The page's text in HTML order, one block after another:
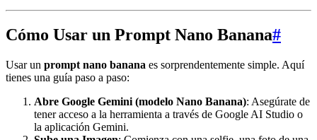
Cómo Usar un Prompt Nano Banana#
Usar un prompt nano banana es sorprendentemente simple. Aquí
tienes una guía paso a paso:
Abre Google Gemini (modelo Nano Banana): Asegúrate de
tener acceso a la herramienta a través de Google AI Studio o
la aplicación Gemini.